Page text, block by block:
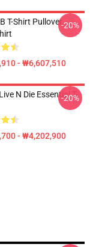
T-Shirt Pullover
- ₩6,607,510
-20%
N Die Essential T-
- ₩4,202,900
-20%